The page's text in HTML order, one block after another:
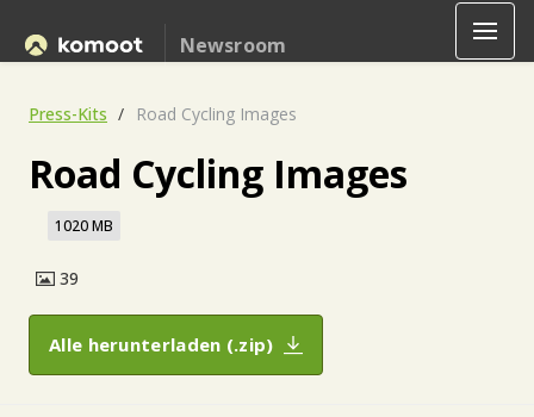
Newsroom
Press-Kits Road Cycling Images
Road Cycling Images
1020 MB
39
Alle herunterladen (.zip)